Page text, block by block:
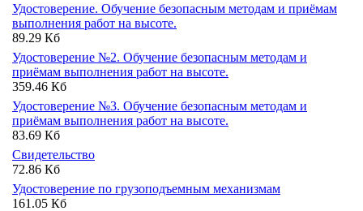
Удостоверение. Обучение безопасным методам и приёмам
выполнения работ на высоте.
89.29 Кб
Удостоверение №2. Обучение безопасным методам и
приёмам выполнения работ на высоте.
359.46 Кб
Удостоверение №3. Обучение безопасным методам и
приёмам выполнения работ на высоте.
83.69 Кб
Свидетельство
72.86 Кб
Удостоверение по грузоподъемным механизмам
161.05 Кб